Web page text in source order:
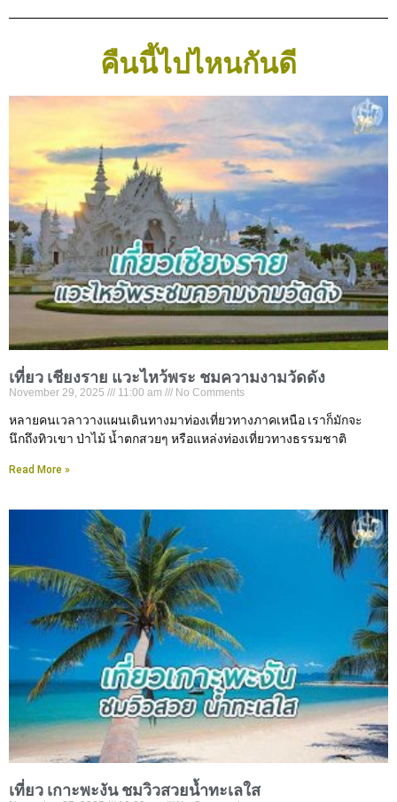
คืนนี้ไปไหนกันดี
เที่ยว เชียงราย แวะไหว้พระ ชมความงามวัดดัง
November 29, 2025 11:00 am No Comments
หลายคนเวลาวางแผนเดินทางมาท่องเที่ยวทางภาคเหนือ เราก็มักจะ
นึกถึงทิวเขา ป่าไม้ น้ำตกสวยๆ หรือแหล่งท่องเที่ยวทางธรรมชาติ
Read More »
เที่ยว เกาะพะงัน ชมวิวสวยน้ำทะเลใส